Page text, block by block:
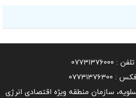
تلفن : ۰۷۷۳۱۳۷۶۰۰۰
فکس : ۰۷۷۳۱۳۷۶۳۰۰
سازمان منطقه ویژه اقتصادی انرژی